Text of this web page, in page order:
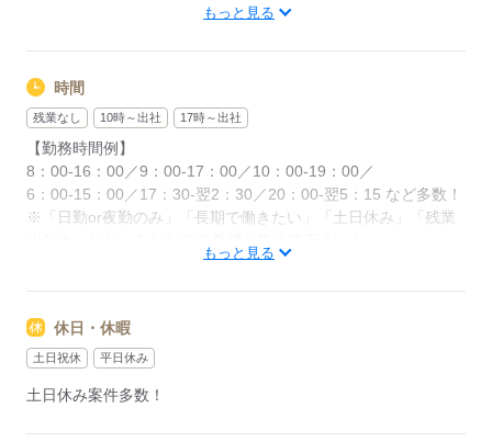
応募する
もっと見る
時間
残業なし 10時～出社 17時～出社
【勤務時間例】
8：00-16：00／9：00-17：00／10：00-19：00／
6：00-15：00／17：30-翌2：30／20：00-翌5：15 など多数！
※「日勤or夜勤のみ」「長期で働きたい」「土日休み」「残業
その際は、ご希望に沿う他のお仕事を並行してご案内致しま
す。
もっと見る
休日・休暇
土日祝休 平日休み
土日休み案件多数！